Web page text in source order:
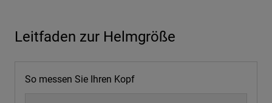
Leitfaden zur Helmgröße
So messen Sie Ihren Kopf